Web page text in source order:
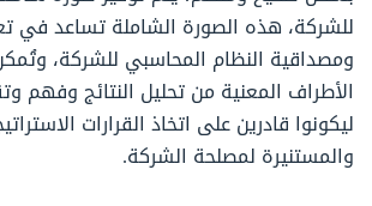
للشركة، هذه الصورة الشاملة تساعد في
ومصداقية النظام المحاسبي للشركة،
الأطراف المعنية من تحليل النتائج وفهم
ليكونوا قادرين على اتخاذ القرارات
والمستنيرة لمصلحة الشركة.